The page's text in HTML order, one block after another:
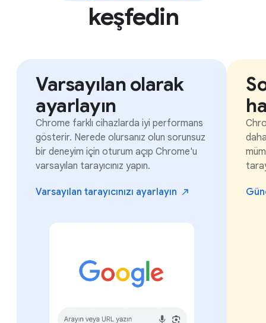
keşfedin
Varsayılan olarak
ayarlayın
Chrome farklı cihazlarda iyi performans
gösterir. Nerede olursanız olun sorunsuz
bir deneyim için oturum açıp Chrome'u
varsayılan tarayıcınız yapın.
Varsayılan tarayıcınızı ayarlayın